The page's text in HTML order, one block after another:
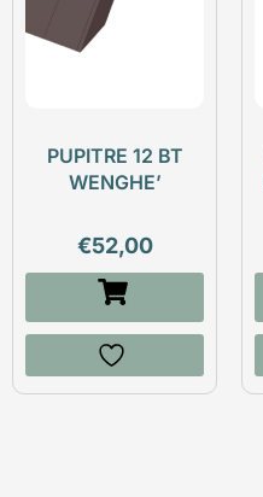
PUPITRE 12 BT
WENGHE’
€52,00